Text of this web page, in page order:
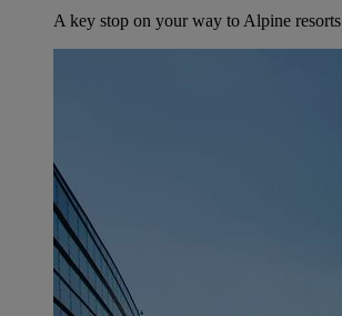
A key stop on your way to Alpine resorts